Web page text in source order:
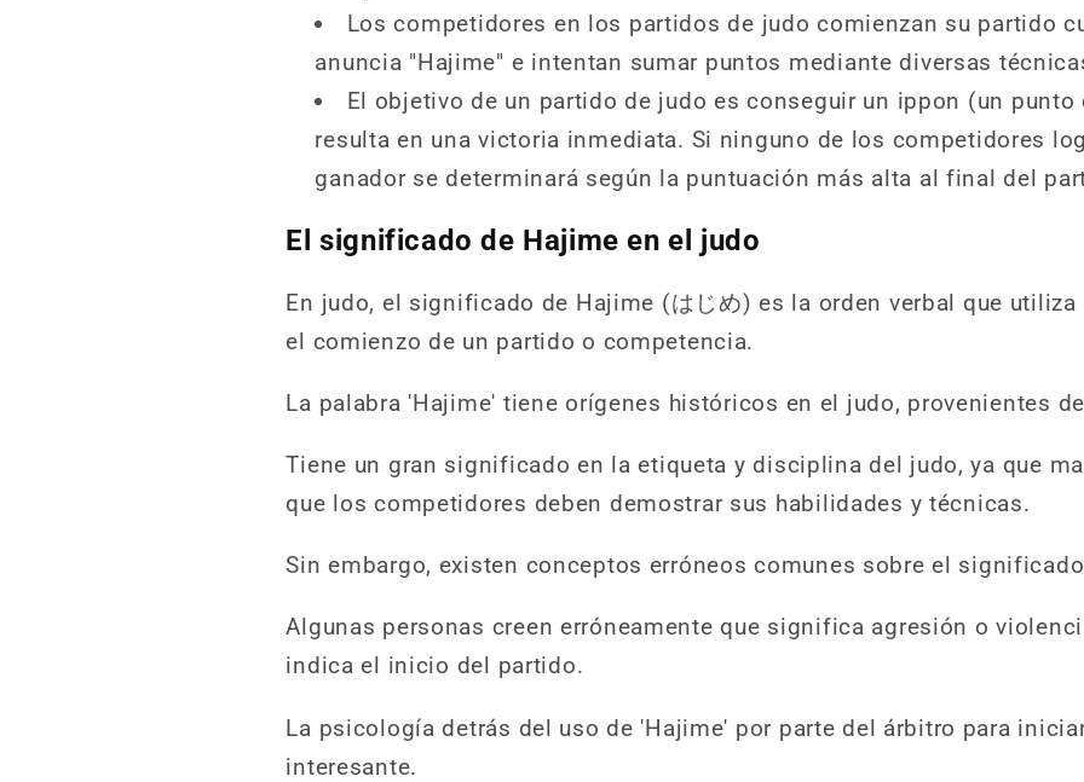
Los competidores en los partidos de judo comienzan su partido
anuncia "Hajime" e intentan sumar puntos mediante diversas
El objetivo de un partido de judo es conseguir un ippon (un
resulta en una victoria inmediata. Si ninguno de los competidores
ganador se determinará según la puntuación más alta al final del
El significado de Hajime en el judo
En judo, el significado de Hajime (はじめ) es la orden verbal que
el comienzo de un partido o competencia.
La palabra 'Hajime' tiene orígenes históricos en el judo, provenientes
Tiene un gran significado en la etiqueta y disciplina del judo, ya que
que los competidores deben demostrar sus habilidades y técnicas.
Sin embargo, existen conceptos erróneos comunes sobre el
Algunas personas creen erróneamente que significa agresión o
indica el inicio del partido.
La psicología detrás del uso de 'Hajime' por parte del árbitro para
interesante.